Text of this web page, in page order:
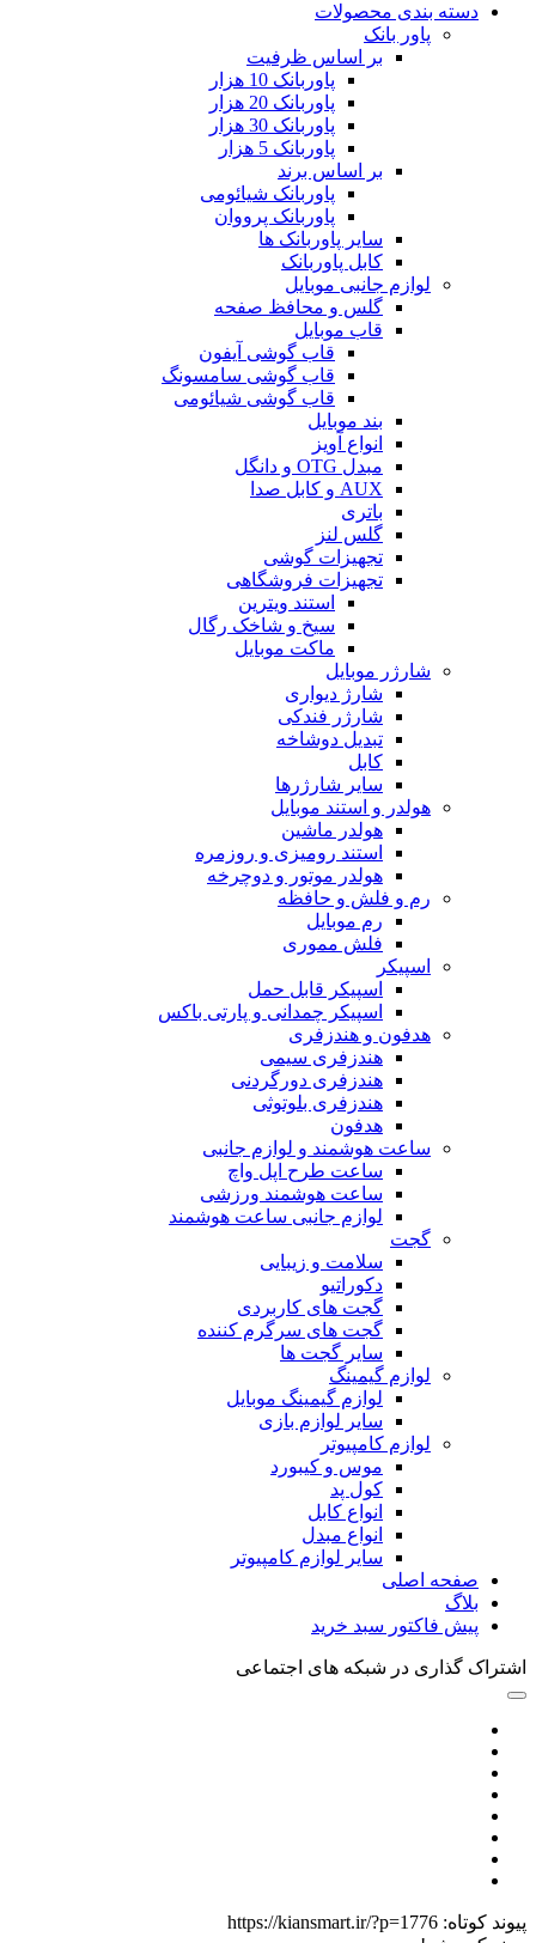
دسته بندی محصولات
پاور بانک
بر اساس ظرفیت
پاوربانک 10 هزار
پاوربانک 20 هزار
پاوربانک 30 هزار
پاوربانک 5 هزار
بر اساس برند
پاوربانک شیائومی
پاوربانک پرووان
سایر پاوربانک ها
کابل پاوربانک
لوازم جانبی موبایل
گلس و محافظ صفحه
قاب موبایل
قاب گوشی آیفون
قاب گوشی سامسونگ
قاب گوشی شیائومی
بند موبایل
انواع آویز
مبدل OTG و دانگل
AUX و کابل صدا
باتری
گلس لنز
تجهیزات گوشی
تجهیزات فروشگاهی
استند ویترین
سیخ و شاخک رگال
ماکت موبایل
شارژر موبایل
شارژ دیواری
شارژر فندکی
تبدیل دوشاخه
کابل
سایر شارژرها
هولدر و استند موبایل
هولدر ماشین
استند رومیزی و روزمره
هولدر موتور و دوچرخه
رم و فلش و حافظه
رم موبایل
فلش مموری
اسپیکر
اسپیکر قابل حمل
اسپیکر چمدانی و پارتی باکس
هدفون و هندزفری
هندزفری سیمی
هندزفری دورگردنی
هندزفری بلوتوثی
هدفون
ساعت هوشمند و لوازم جانبی
ساعت طرح اپل واچ
ساعت هوشمند ورزشی
لوازم جانبی ساعت هوشمند
گجت
سلامت و زیبایی
دکوراتیو
گجت های کاربردی
گجت های سرگرم کننده
سایر گجت ها
لوازم گیمینگ
لوازم گیمینگ موبایل
سایر لوازم بازی
لوازم کامپیوتر
موس و کیبورد
کول پد
انواع کابل
انواع مبدل
سایر لوازم کامپیوتر
صفحه اصلی
بلاگ
پیش فاکتور سبد خرید
اشتراک گذاری در شبکه های اجتماعی
پیوند کوتاه: https://kiansmart.ir/?p=1776